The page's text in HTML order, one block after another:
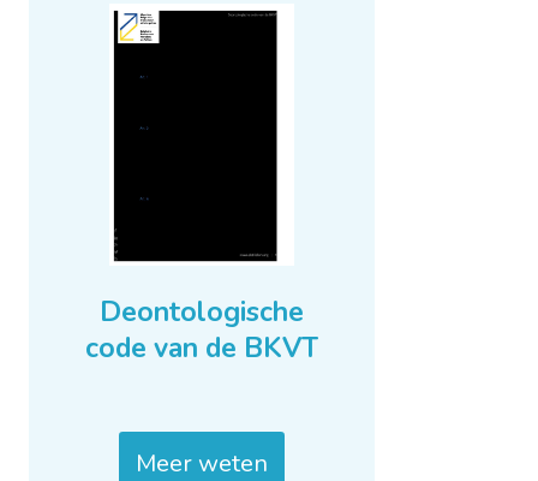
Deontologische
code van de BKVT
Meer weten